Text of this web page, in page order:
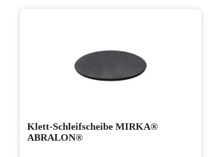
Klett-Schleifscheibe MIRKA®
ABRALON®